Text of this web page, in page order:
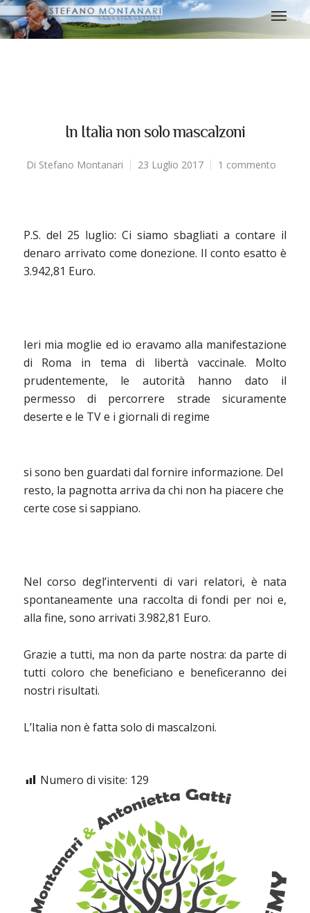
In Italia non solo mascalzoni
Di Stefano Montanari 23 Luglio 2017 1 commento
P.S. del 25 luglio: Ci siamo sbagliati a contare il
denaro arrivato come donezione. Il conto esatto è
3.942,81 Euro.
Ieri mia moglie ed io eravamo alla manifestazione
di Roma in tema di libertà vaccinale. Molto
prudentemente, le autorità hanno dato il
permesso di percorrere strade sicuramente
deserte e le TV e i giornali di regime
si sono ben guardati dal fornire informazione. Del
resto, la pagnotta arriva da chi non ha piacere che
certe cose si sappiano.
Nel corso degl’interventi di vari relatori, è nata
spontaneamente una raccolta di fondi per noi e,
alla fine, sono arrivati 3.982,81 Euro.
Grazie a tutti, ma non da parte nostra: da parte di
tutti coloro che beneficiano e beneficeranno dei
nostri risultati.
L’Italia non è fatta solo di mascalzoni.
Numero di visite: 129